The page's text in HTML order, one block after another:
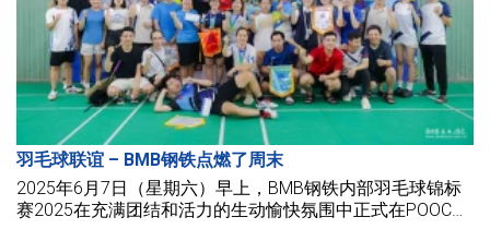
羽毛球联谊 – BMB钢铁点燃了周末
2025年6月7日（星期六）早上，BMB钢铁内部羽毛球锦标
赛2025在充满团结和活力的生动愉快氛围中正式在POOC球